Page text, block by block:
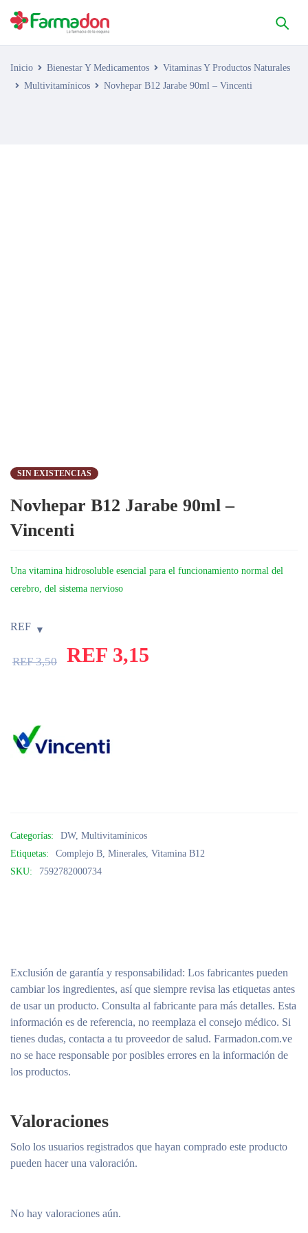
Inicio Bienestar Y Medicamentos
Vitaminas Y Productos Naturales
Multivitamínicos
Novhepar B12 Jarabe 90ml – Vincenti
SIN EXISTENCIAS
Novhepar B12 Jarabe 90ml –
Vincenti
Una vitamina hidrosoluble esencial para el funcionamiento normal del
cerebro, del sistema nervioso
REF
REF3,50 REF 3,15
Categorías: DW, Multivitamínicos
Etiquetas:
Complejo B, Minerales, Vitamina B12
SKU:
7592782000734
Exclusión de garantía y responsabilidad: Los fabricantes pueden
cambiar los ingredientes, así que siempre revisa las etiquetas antes
de usar un producto. Consulta al fabricante para más detalles. Esta
información es de referencia, no reemplaza el consejo médico. Si
tienes dudas, contacta a tu proveedor de salud. Farmadon.com.ve
no se hace responsable por posibles errores en la información de
los productos.
Valoraciones
No hay valoraciones aún.
Solo los usuarios registrados que hayan comprado este producto
pueden hacer una valoración.